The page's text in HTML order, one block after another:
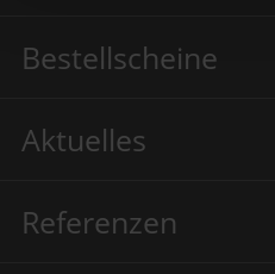
Bestellscheine
Aktuelles
Referenzen